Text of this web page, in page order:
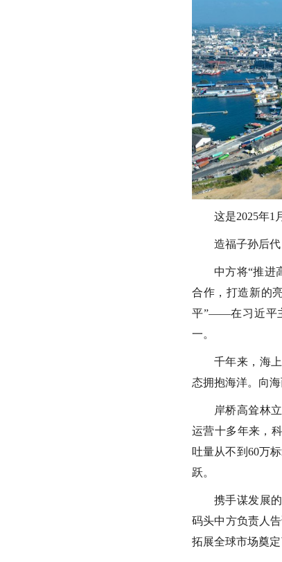
这是2025年1
造福子孙后代
中方将“推进
合作，打造新的
平”——在习近平
一。
千年来，海
态拥抱海洋。向
岸桥高耸林
运营十多年来，
吐量从不到60万
跃。
携手谋发展
码头中方负责人
拓展全球市场奠